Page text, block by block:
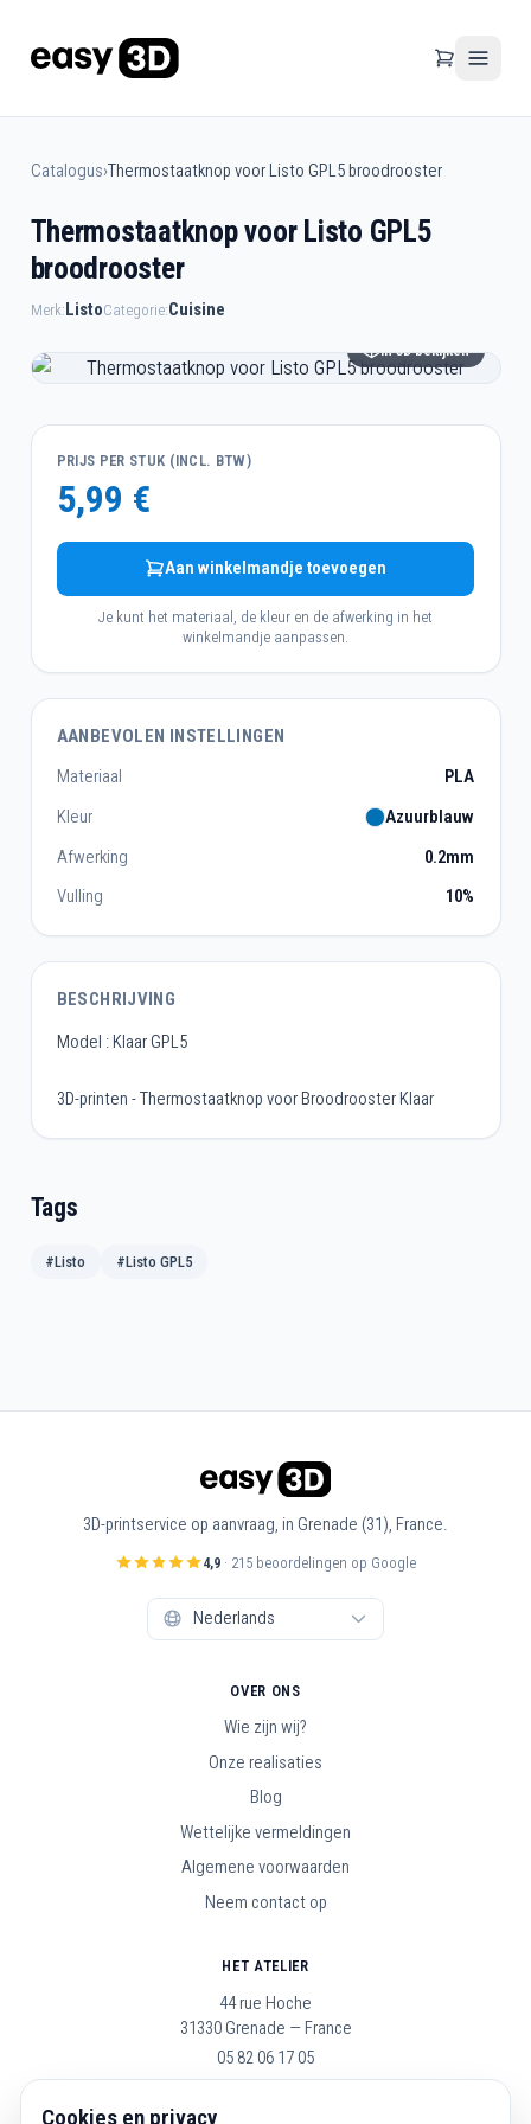
Catalogus›Thermostaatknop voor Listo GPL5 broodrooster
Thermostaatknop voor Listo GPL5
broodrooster
Merk:ListoCategorie:Cuisine
In 3D bekijken
PRIJS PER STUK (INCL. BTW)
5,99 €
Aan winkelmandje toevoegen
Je kunt het materiaal, de kleur en de afwerking in het
winkelmandje aanpassen.
AANBEVOLEN INSTELLINGEN
Materiaal
PLA
Kleur
Azuurblauw
Afwerking
0.2mm
Vulling
10%
BESCHRIJVING
Model : Klaar GPL5
3D-printen - Thermostaatknop voor Broodrooster Klaar
Tags
#Listo #Listo GPL5
3D-printservice op aanvraag, in Grenade (31), France.
4,9 · 215 beoordelingen op Google
OVER ONS
Wie zijn wij?
Onze realisaties
Blog
Wettelijke vermeldingen
Algemene voorwaarden
Neem contact op
HET ATELIER
44 rue Hoche
31330 Grenade — France
05 82 06 17 05
Cookies en privacy